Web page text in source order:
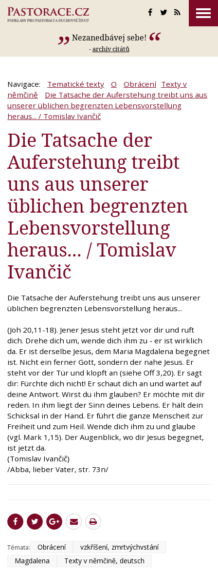
Nezanedbávej sebe!
-archív citátů
Navigace: Tematické texty O Obrácení Texty v
němčině
Die Tatsache der Auferstehung treibt uns aus
unserer üblichen begrenzten Lebensvorstellung
heraus... / Tomislav Ivančič
Die Tatsache der
Auferstehung treibt
uns aus unserer
üblichen begrenzten
Lebensvorstellung
heraus... / Tomislav
Ivančič
Die Tatsache der Auferstehung treibt uns aus unserer
üblichen begrenzten Lebensvorstellung heraus...
(Joh 20,11-18). Jener Jesus steht jetzt vor dir und ruft
dich. Drehe dich um, wende dich ihm zu - er ist wirklich
da. Er ist derselbe Jesus, dem Maria Magdalena begegnet
ist. Nicht ein ferner Gott, sondern der nahe Jesus. Er
steht vor der Tür und klopft an (siehe Off 3,20). Er sagt
dir: Fürchte dich nicht! Er schaut dich an und wartet auf
deine Antwort. Wirst du ihm glauben? Er möchte mit dir
reden. In ihm liegt der Sinn deines Lebens. Er hält dein
Schicksal in der Hand. Er führt die ganze Menscheit zur
Freiheit und zum Heil. Wende dich ihm zu und glaube
(vgl. Mark 1,15). Der Augenblick, wo dir Jesus begegnet,
ist jetzt da.
(Tomislav Ivančič)
/Abba, lieber Vater, str. 73n/
Témata: Obrácení
vzkříšení, zmrtvýchvstání
Magdalena
Texty v němčině, deutsch